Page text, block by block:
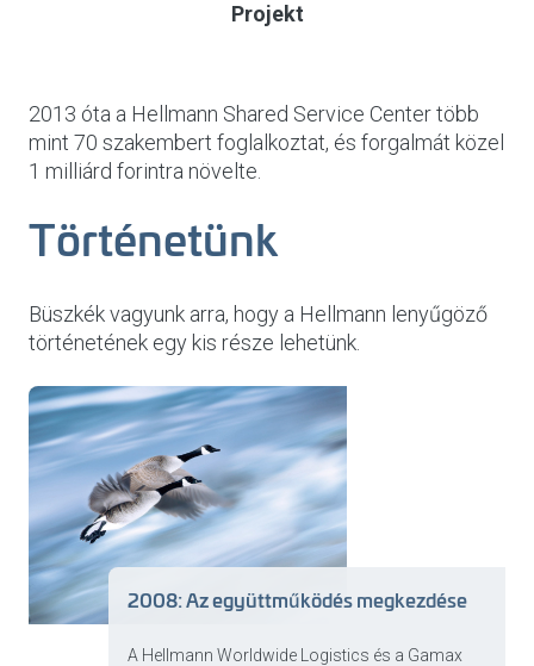
Projekt
2013 óta a Hellmann Shared Service Center több
mint 70 szakembert foglalkoztat, és forgalmát közel
1 milliárd forintra növelte.
Történetünk
Büszkék vagyunk arra, hogy a Hellmann lenyűgöző
történetének egy kis része lehetünk.
2008: Az együttműködés megkezdése
A Hellmann Worldwide Logistics és a Gamax